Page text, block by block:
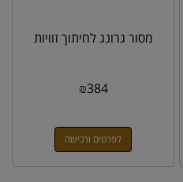
מסור גרונג לחיתוך זוויות
₪384
לפרטים ורכישה